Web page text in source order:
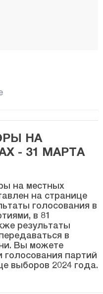
НА
- 31 МАРТА
на местных
на странице
голосования в
в 81
результаты
в
Вы можете
голосования партий
выборов 2024 года.